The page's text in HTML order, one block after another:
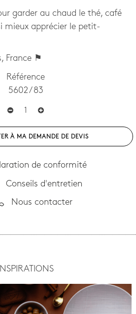
garder au chaud le thé, café
mieux apprécier le petit-
France ⚑
Référence
5602 / 83
À MA DEMANDE DE DEVIS
de conformité
Conseils d'entretien
Nous contacter